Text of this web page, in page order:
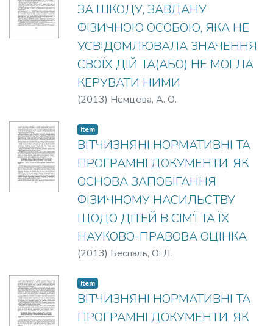
ЗА ШКОДУ, ЗАВДАНУ
ФІЗИЧНОЮ ОСОБОЮ, ЯКА НЕ
УСВІДОМЛЮВАЛА ЗНАЧЕННЯ
СВОЇХ ДІЙ ТА(АБО) НЕ МОГЛА
КЕРУВАТИ НИМИ
(2013) Нємцева, А. О.
Item
ВІТЧИЗНЯНІ НОРМАТИВНІ ТА
ПРОГРАМНІ ДОКУМЕНТИ, ЯК
ОСНОВА ЗАПОБІГАННЯ
ФІЗИЧНОМУ НАСИЛЬСТВУ
ЩОДО ДІТЕЙ В СІМ’Ї ТА ЇХ
НАУКОВО-ПРАВОВА ОЦІНКА
(2013) Беспаль, О. Л.
Item
ВІТЧИЗНЯНІ НОРМАТИВНІ ТА
ПРОГРАМНІ ДОКУМЕНТИ, ЯК